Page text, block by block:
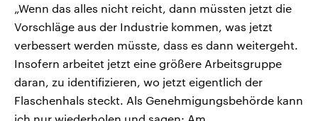
„Wenn das alles nicht reicht, dann müssten jetzt die
Vorschläge aus der Industrie kommen, was jetzt
verbessert werden müsste, dass es dann weitergeht.
Insofern arbeitet jetzt eine größere Arbeitsgruppe
daran, zu identifizieren, wo jetzt eigentlich der
Flaschenhals steckt. Als Genehmigungsbehörde kann